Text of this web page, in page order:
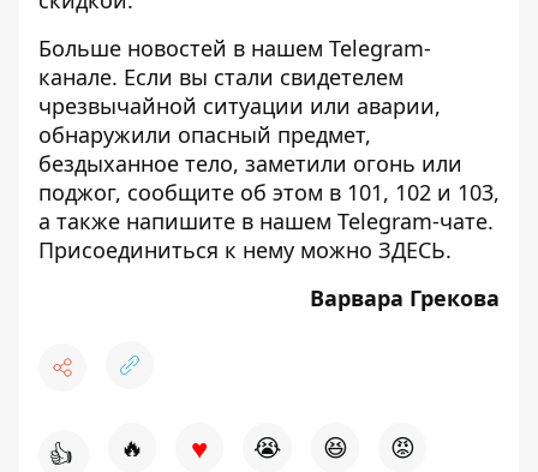
Больше новостей в нашем Telegram-
канале. Если вы стали свидетелем
чрезвычайной ситуации или аварии,
обнаружили опасный предмет,
бездыханное тело, заметили огонь или
поджог, сообщите об этом в 101, 102 и 103,
а также напишите в нашем Telegram-чате.
Присоединиться к нему можно ЗДЕСЬ.
Варвара Грекова
👍 🔥 ♥ 😭 😆 😡